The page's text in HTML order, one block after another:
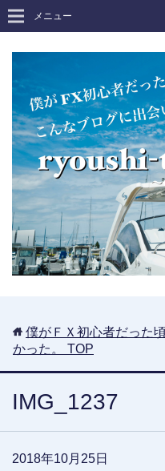
メニュー
僕がＦＸ初心者だった
かった。
TOP
IMG_1237
2018年10月25日